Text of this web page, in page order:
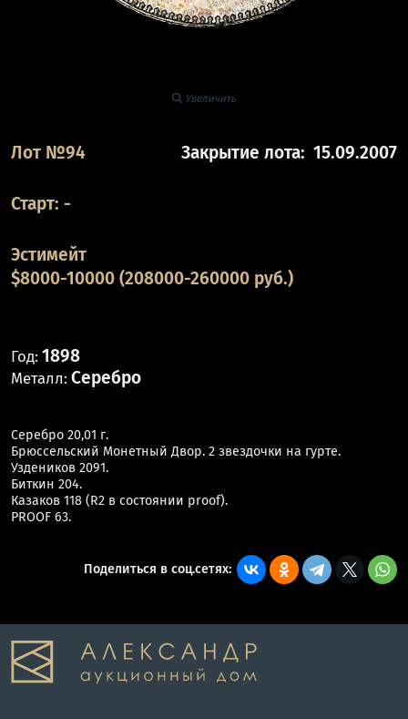
Увеличить
Лот №94 Закрытие лота: 15.09.2007
Старт: -
Эстимейт
$8000-10000 (208000-260000 руб.)
Год: 1898
Металл: Серебро
Серебро 20,01 г.
Брюссельский Монетный Двор. 2 звездочки на гурте.
Уздеников 2091.
Биткин 204.
Казаков 118 (R2 в состоянии proof).
PROOF 63.
Поделиться в соц.сетях: